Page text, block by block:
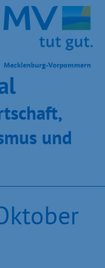
und